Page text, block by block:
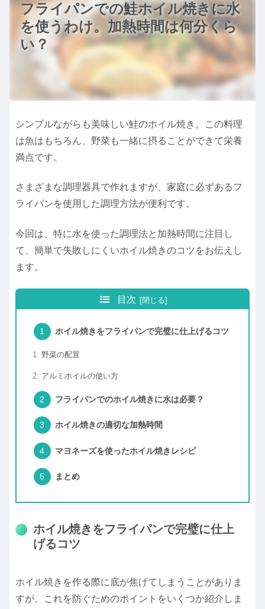
フライパンでの鮭ホイル焼きに水
を使うわけ。加熱時間は何分くら
い？
シンプルながらも美味しい鮭のホイル焼き。この料理
は魚はもちろん、野菜も一緒に摂ることができて栄養
満点です。
さまざまな調理器具で作れますが、家庭に必ずあるフ
ライパンを使用した調理方法が便利です。
今回は、特に水を使った調理法と加熱時間に注目し
て、簡単で失敗しにくいホイル焼きのコツをお伝えし
ます。
目次
ホイル焼きをフライパンで完璧に仕上げるコツ
野菜の配置
アルミホイルの使い方
フライパンでのホイル焼きに水は必要？
ホイル焼きの適切な加熱時間
マヨネーズを使ったホイル焼きレシピ
まとめ
ホイル焼きをフライパンで完璧に仕上
げるコツ
ホイル焼きを作る際に底が焦げてしまうことがありま
すが、これを防ぐためのポイントをいくつか紹介しま